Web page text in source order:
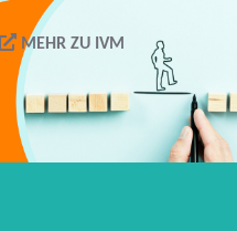
MEHR ZU IVM